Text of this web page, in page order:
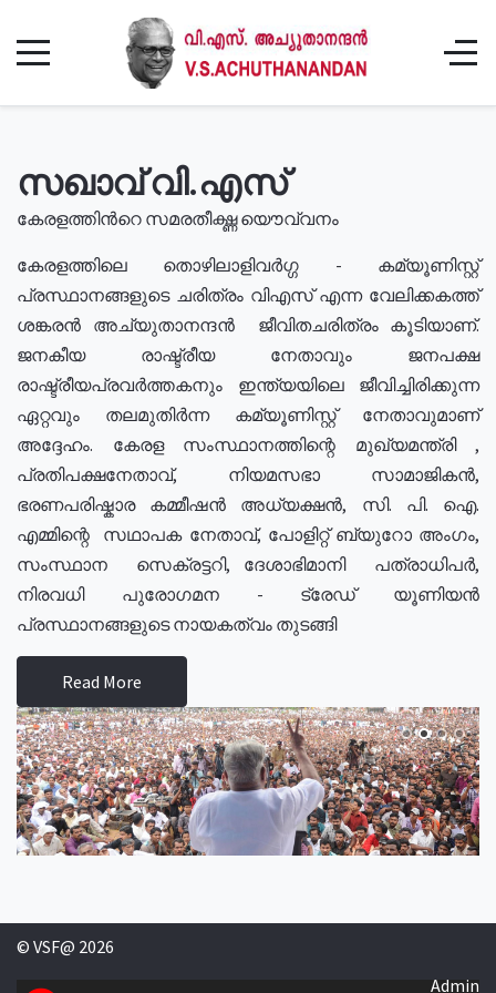
സഖാവ് വി.എസ്
കേരളത്തിൻറെ സമരതീക്ഷ്ണ യൌവ്വനം
കേരളത്തിലെ തൊഴിലാളിവർഗ്ഗ - കമ്യൂണിസ്റ്റ്
പ്രസ്ഥാനങ്ങളുടെ ചരിത്രം വിഎസ് എന്ന വേലിക്കകത്ത്
ശങ്കരൻ അച്യുതാനന്ദൻ ജീവിതചരിത്രം കൂടിയാണ്.
ജനകീയ രാഷ്ട്രീയ നേതാവും ജനപക്ഷ
രാഷ്ട്രീയപ്രവർത്തകനും ഇന്ത്യയിലെ ജീവിച്ചിരിക്കുന്ന
ഏറ്റവും തലമുതിർന്ന കമ്യൂണിസ്റ്റ് നേതാവുമാണ്
അദ്ദേഹം. കേരള സംസ്ഥാനത്തിന്റെ മുഖ്യമന്ത്രി ,
പ്രതിപക്ഷനേതാവ്, നിയമസഭാ സാമാജികൻ,
ഭരണപരിഷ്കാര കമ്മീഷൻ അധ്യക്ഷൻ, സി. പി. ഐ.
എമ്മിന്റെ സഥാപക നേതാവ്, പോളിറ്റ് ബ്യുറോ അംഗം,
സംസ്ഥാന സെക്രട്ടറി, ദേശാഭിമാനി പത്രാധിപർ,
നിരവധി പുരോഗമന - ട്രേഡ് യൂണിയൻ
പ്രസ്ഥാനങ്ങളുടെ നായകത്വം തുടങ്ങി
Read More
© VSF@ 2026
Admin